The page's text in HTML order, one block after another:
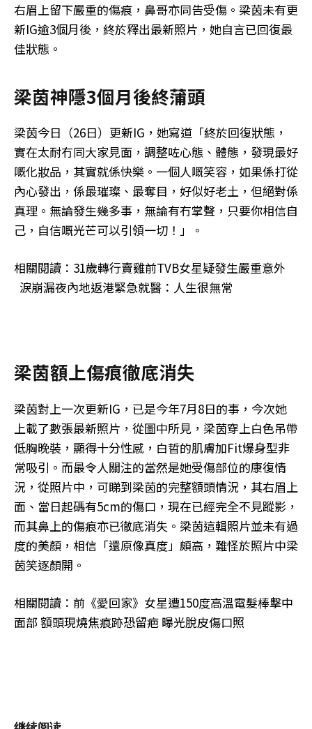
右眉上留下嚴重的傷痕，鼻哥亦同告受傷。梁茵未有更
新IG逾3個月後，終於釋出最新照片，她自言已回復最
佳狀態。
梁茵神隱3個月後終蒲頭
梁茵今日（26日）更新IG，她寫道「終於回復狀態，
實在太耐冇同大家見面，調整咗心態、體態，發現最好
嘅化妝品，其實就係快樂。一個人嘅笑容，如果係打從
內心發出，係最璀璨、最奪目，好似好老土，但絕對係
真理。無論發生幾多事，無論有冇掌聲，只要你相信自
己，自信嘅光芒可以引領一切！」。
相關閱讀：31歲轉行賣雞前TVB女星疑發生嚴重意外
淚崩漏夜內地返港緊急就醫：人生很無常
梁茵額上傷痕徹底消失
梁茵對上一次更新IG，已是今年7月8日的事，今次她
上載了數張最新照片，從圖中所見，梁茵穿上白色吊帶
低胸晚裝，顯得十分性感，白晢的肌膚加Fit爆身型非
常吸引。而最令人關注的當然是她受傷部位的康復情
況，從照片中，可睇到梁茵的完整額頭情況，其右眉上
面、當日起碼有5cm的傷口，現在已經完全不見蹤影，
而其鼻上的傷痕亦已徹底消失。梁茵這輯照片並未有過
度的美顏，相信「還原像真度」頗高，難怪於照片中梁
茵笑逐顏開。
相關閱讀：前《愛回家》女星遭150度高溫電髮棒擊中
面部 額頭現燒焦痕跡恐留疤 曝光脫皮傷口照